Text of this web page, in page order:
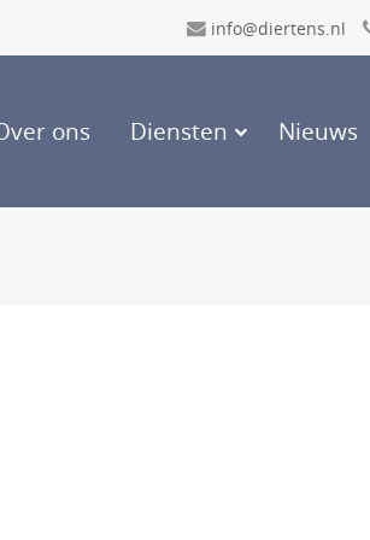
info@diertens.nl
ons Diensten Nieuws